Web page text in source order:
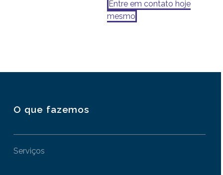
Entre em contato hoje
mesmo
O que fazemos
Serviços